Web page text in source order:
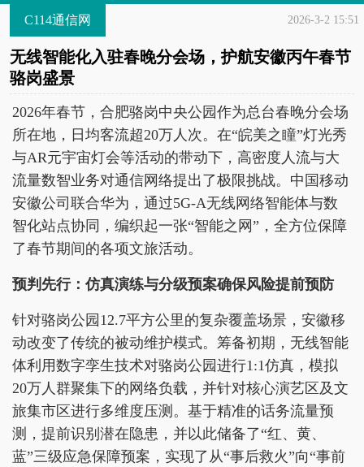
C114通信网 2026-3-2 15:51
无线智能化入驻春晚分会场，护航安徽丙午春节
骆岗盛景
2026年春节，合肥骆岗中央公园作为总台春晚分会场
所在地，日均客流超20万人次。在“皖美之瞳”灯光秀
与AR元宇宙灯会等活动的带动下，高密度人流与大
流量数智业务对通信网络提出了极限挑战。中国移动
安徽公司联合华为，通过5G-A无线网络智能体与数
智化站点协同，编织起一张“智能之网”，全方位保障
了春节期间的各项文旅活动。
预判先行：仿真演练与分级预案确保风险提前预防
针对骆岗公园12.7平方公里的复杂覆盖场景，安徽移
动改变了传统的被动维护模式。筹备初期，无线智能
体利用数字孪生技术对骆岗公园进行1:1仿真，模拟
20万人群聚集下的网络负载，并针对核心演艺区及文
旅集市区进行多维度压测。基于精准的话务流量预
测，提前识别潜在隐患，并以此储备了“红、黄、
蓝”三级应急保障预案，实现了从“事后救火”向“事前